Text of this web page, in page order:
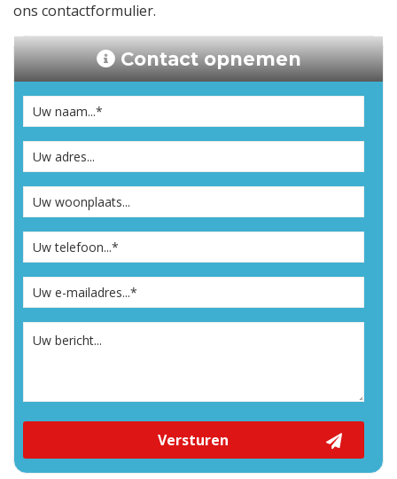
ons contactformulier.
Contact opnemen
Versturen